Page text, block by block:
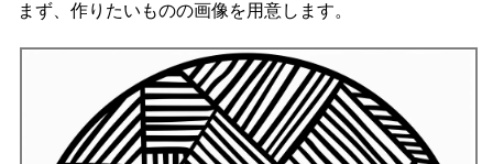
まず、作りたいものの画像を用意します。